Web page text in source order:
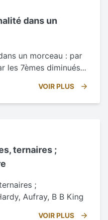
dans un
un morceau : par
les 7èmes diminués...
VOIR PLUS
ternaires ;
;
Aufray, B B King
VOIR PLUS